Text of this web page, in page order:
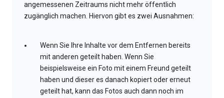
angemessenen Zeitraums nicht mehr öffentlich
zugänglich machen. Hiervon gibt es zwei Ausnahmen:
Wenn Sie Ihre Inhalte vor dem Entfernen bereits
mit anderen geteilt haben. Wenn Sie
beispielsweise ein Foto mit einem Freund geteilt
haben und dieser es danach kopiert oder erneut
geteilt hat, kann das Fotos auch dann noch im